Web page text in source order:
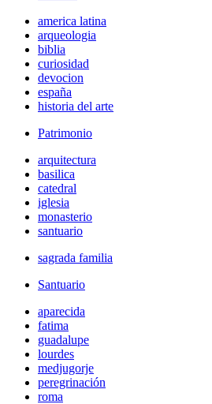
america latina
arqueologia
biblia
curiosidad
devocion
españa
historia del arte
Patrimonio
arquitectura
basilica
catedral
iglesia
monasterio
santuario
sagrada familia
Santuario
aparecida
fatima
guadalupe
lourdes
medjugorje
peregrinación
roma